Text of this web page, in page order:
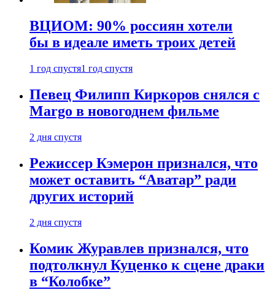
ВЦИОМ: 90% россиян хотели
бы в идеале иметь троих детей
1 год спустя1 год спустя
Певец Филипп Киркоров снялся с
Margo в новогоднем фильме
2 дня спустя
Режиссер Кэмерон признался, что
может оставить “Аватар” ради
других историй
2 дня спустя
Комик Журавлев признался, что
подтолкнул Куценко к сцене драки
в “Колобке”